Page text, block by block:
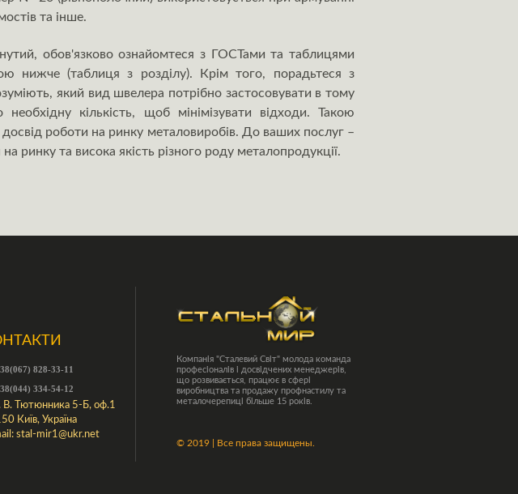
та інше.
обов'язково ознайомтеся з ГОСТами та таблицями
нижче (таблиця з розділу). Крім того, порадьтеся з
який вид швелера потрібно застосовувати в тому
кількість, щоб мінімізувати відходи. Такою
роботи на ринку металовиробів. До ваших послуг –
ринку та висока якість різного роду металопродукції.
828-33-11
334-54-12
В. Тютюнника 5-Б, оф.1
Київ, Україна
stal-mir1@ukr.net
Компанія "Сталевий Світ" молода команда
професіоналів і досвідчених менеджерів,
що розвивається, працює в сфері
виробництва та продажу профнастилу та
металочерепиці більше 15 років.
© 2019 | Все права защищены.